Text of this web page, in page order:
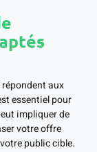
aux
essentiel pour
impliquer de
votre offre
public cible.